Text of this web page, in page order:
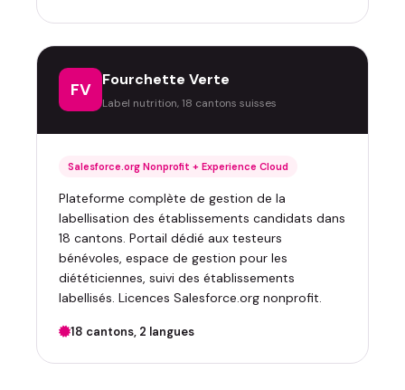
FV Fourchette Verte
Label nutrition, 18 cantons suisses
Salesforce.org Nonprofit + Experience Cloud
Plateforme complète de gestion de la
labellisation des établissements candidats dans
18 cantons. Portail dédié aux testeurs
bénévoles, espace de gestion pour les
diététiciennes, suivi des établissements
labellisés. Licences Salesforce.org nonprofit.
18 cantons, 2 langues